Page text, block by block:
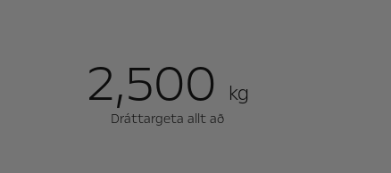
2,500 kg
Dráttargeta allt að